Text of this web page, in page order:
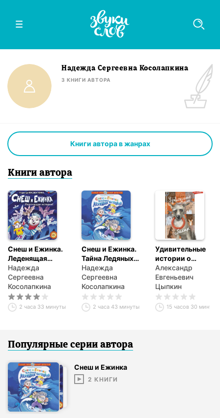
Надежда Сергеевна Косолапкина
3 КНИГИ АВТОРА
Книги автора в жанрах
Книги автора
Снеш и Ежинка.
Леденящая
история!
Надежда
Сергеевна
Косолапкина
2 часа 33 минуты
Снеш и Ежинка.
Тайна Ледяных
островов
Надежда
Сергеевна
Косолапкина
2 часа 43 минуты
Удивительные
истории о
собаках
Александр
Евгеньевич
Цыпкин
15 часов 30 минут
Популярные серии автора
Снеш и Ежинка
2 КНИГИ